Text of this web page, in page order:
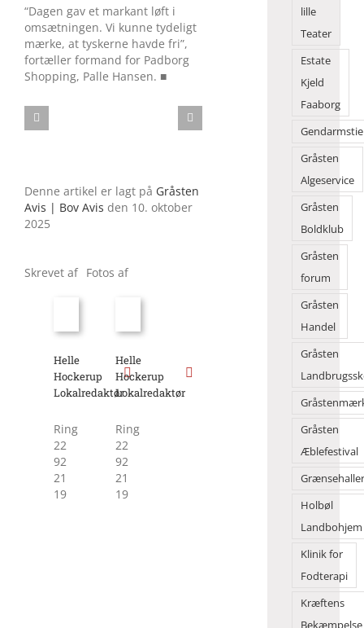
“Dagen gav et markant løft i
omsætningen. Vi kunne tydeligt
mærke, at tyskerne havde fri”,
fortæller formand for Padborg
Shopping, Palle Hansen. ■
Denne artikel er lagt på Gråsten
Avis | Bov Avis den 10. oktober
2025
Skrevet af
Helle
Hockerup
Lokalredaktør
Ring
22
92
21
19
Fotos af
Helle
Hockerup
Lokalredaktør
Ring
22
92
21
19
lille
Teater
Estate
Kjeld
Faaborg
Gråsten
Algeservice
Gråsten
Boldklub
Gråsten
forum
Gråsten
Handel
Gråsten
Gråsten
Æblefestival
Holbøl
Landbohjem
Klinik for
Fodterapi
Kræftens
Bekæmpelse